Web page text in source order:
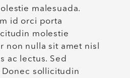
malesuada.
id orci porta
molestie
non nulla sit amet nisl
ac lectus. Sed
sollicitudin